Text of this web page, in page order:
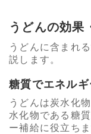
うどんの効果
うどんに含まれ
説します。
糖質でエネル
うどんは炭水化
水化物である糖
ー補給に役立ち